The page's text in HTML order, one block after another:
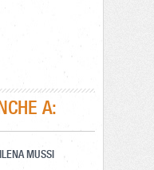
A:
MUSSI